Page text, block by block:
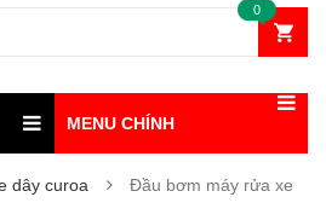
0
MENU CHÍNH
dây curoa
Đầu bơm máy rửa xe